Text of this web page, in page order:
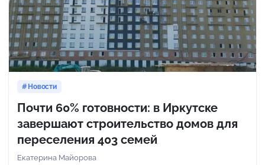
Новости
Почти 60% готовности: в Иркутске
завершают строительство домов для
переселения 403 семей
Екатерина Майорова